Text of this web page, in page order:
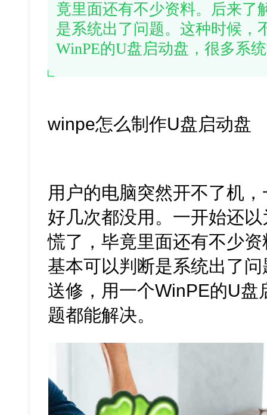
竟里面还有不少资料。后来了
是系统出了问题。这种时候，
WinPE的U盘启动盘，很多系
winpe怎么制作U盘启动盘
用户的电脑突然开不了机
好几次都没用。一开始还
慌了，毕竟里面还有不少
基本可以判断是系统出了
送修，用一个WinPE的U
题都能解决。